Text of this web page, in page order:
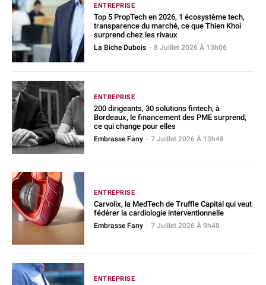
ENTREPRISE
Top 5 PropTech en 2026, 1 écosystème tech,
transparence du marché, ce que Thien Khoi
surprend chez les rivaux
La Biche Dubois - 8 Juillet 2026 À 13h06
ENTREPRISE
200 dirigeants, 30 solutions fintech, à
Bordeaux, le financement des PME surprend,
ce qui change pour elles
Embrasse Fany - 7 Juillet 2026 À 13h48
ENTREPRISE
Carvolix, la MedTech de Truffle Capital qui veut
fédérer la cardiologie interventionnelle
Embrasse Fany - 7 Juillet 2026 À 9h48
ENTREPRISE